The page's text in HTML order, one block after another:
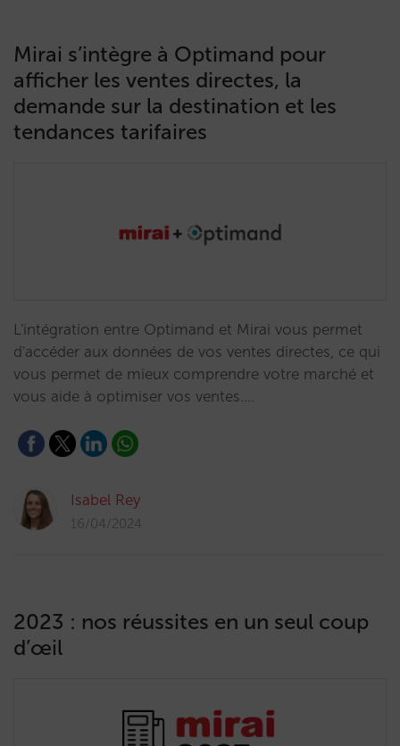
Mirai s’intègre à Optimand pour
afficher les ventes directes, la
demande sur la destination et les
tendances tarifaires
L'intégration entre Optimand et Mirai vous permet
d'accéder aux données de vos ventes directes, ce qui
vous permet de mieux comprendre votre marché et
vous aide à optimiser vos ventes.…
Isabel Rey
16/04/2024
2023 : nos réussites en un seul coup
d’œil